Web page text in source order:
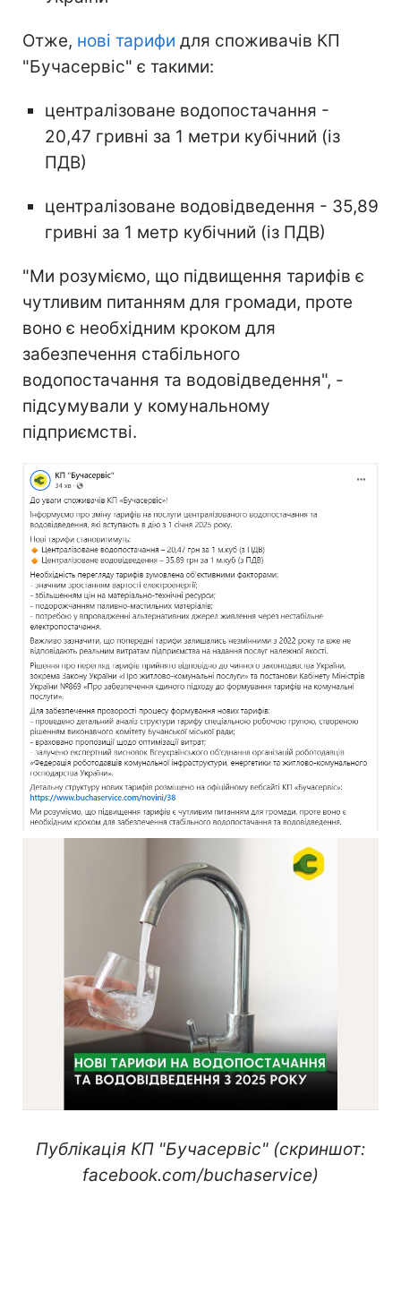
Отже, нові тарифи для споживачів КП
"Бучасервіс" є такими:
централізоване водопостачання -
20,47 гривні за 1 метри кубічний (із
ПДВ)
централізоване водовідведення - 35,89
гривні за 1 метр кубічний (із ПДВ)
"Ми розуміємо, що підвищення тарифів є
чутливим питанням для громади, проте
воно є необхідним кроком для
забезпечення стабільного
водопостачання та водовідведення", -
підсумували у комунальному
підприємстві.
Публікація КП "Бучасервіс" (скриншот:
facebook.com/buchaservice)